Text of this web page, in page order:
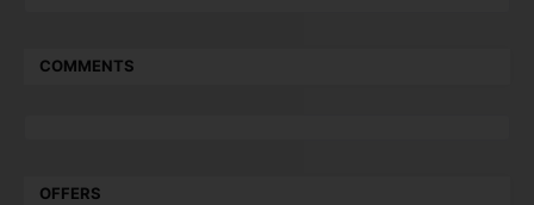
COMMENTS
OFFERS